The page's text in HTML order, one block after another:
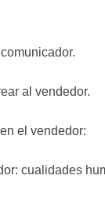
al vendedor.
el vendedor:
cualidades